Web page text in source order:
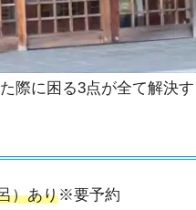
際に困る3点が全て解決
）あり※要予約